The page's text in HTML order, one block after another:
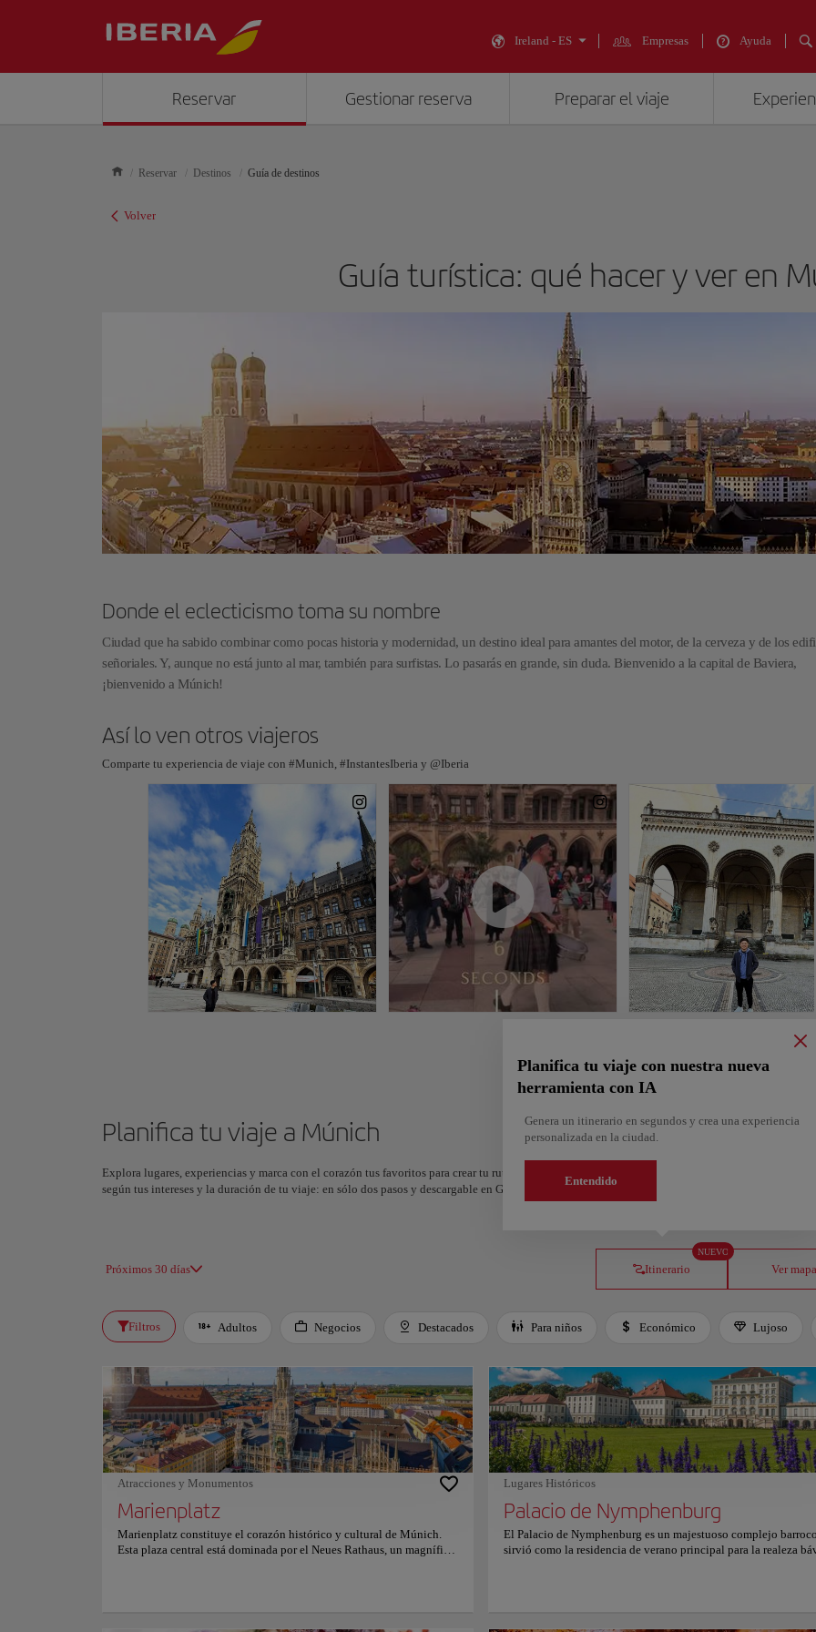
Ireland - ES Empresas Ayuda
Reservar Gestionar reserva Preparar el viaje
Reservar Destinos Guía de destinos
Volver
Guía turística: qué hacer y ver en
Donde el eclecticismo toma su nombre
Ciudad que ha sabido combinar como pocas historia y modernidad, un destino ideal para amantes del motor, de la cerveza y de los
señoriales. Y, aunque no está junto al mar, también para surfistas. Lo pasarás en grande, sin duda. Bienvenido a la capital de Baviera,
¡bienvenido a Múnich!
Así lo ven otros viajeros
Comparte tu experiencia de viaje con #Munich, #InstantesIberia y @Iberia
Planifica tu viaje a Múnich
Explora lugares, experiencias y marca con el corazón tus favoritos para crear tu ruta y compartirla. ¿Quieres más ideas? Obtén un itinerario
según tus intereses y la duración de tu viaje: en sólo dos pasos y descargable en Google Maps.
Próximos 30 días Itinerario
NUEVO
Planifica tu viaje con nuestra nueva
herramienta con IA
Genera un itinerario en segundos y crea una experiencia
personalizada en la ciudad.
Entendido
Ver mapa
Filtros Adultos Negocios Destacados Para niños Económico Lujoso
Atracciones y Monumentos
Marienplatz
Marienplatz constituye el corazón histórico y cultural de Múnich.
Esta plaza central está dominada por el Neues Rathaus, un magnífico
con figuras que recrean escenas de la historia bávara. Cerca, el Altes
Lugares Históricos
Palacio de Nymphenburg
El Palacio de Nymphenburg es un majestuoso complejo
sirvió como la residencia de verano principal para la realeza
Luis II. El parque circundante ofrece atractivos únicos,